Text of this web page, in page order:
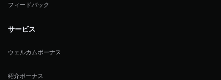
フィードバック
サービス
ウェルカムボーナス
紹介ボーナス